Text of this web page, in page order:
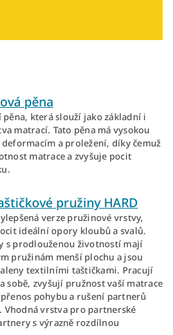
pěna
pěna, která slouží jako základní i
matrací. Tato pěna má vysokou
a proležení, díky čemuž
matrace a zvyšuje pocit
pružiny HARD
verze pružinové vrstvy,
ideální opory kloubů a svalů.
s prodlouženou životností mají
pružinám menší plochu a jsou
textilními taštičkami. Pracují
sobě, zvyšují pružnost vaší matrace
pohybu a rušení partnerů
Vhodná vrstva pro partnerské
s výrazně rozdílnou